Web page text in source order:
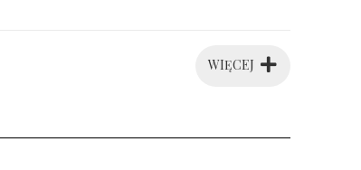
WIĘCEJ